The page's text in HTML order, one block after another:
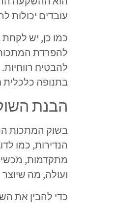
עובדים יכולות
כמו כן, יש לקחת
להפרדת המתכות.
להבטיח
בתנופה כלכלית
הבנת
בשוק המתכות
הנדירות, כמו
מתקדמות,
ועולה, מה
כדי להבין את